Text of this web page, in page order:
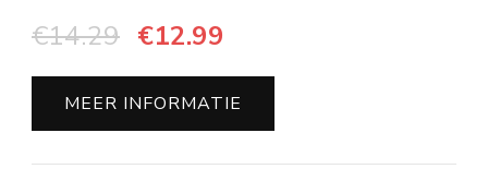
€14.29 Oorspronkelijke
prijs
was:
€14.29.
€12.99
prijs
is:
€12.99.
MEER INFORMATIE